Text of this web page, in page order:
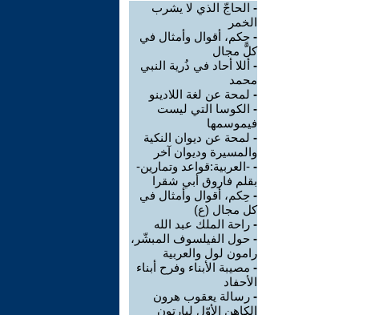
- الحاجّ الذي لا يشرب
الخمر
- حٍكم، أقوال وأمثال في
كلّ مجال
- أللا أحاد في ذُرية النبي
محمد
- لمحة عن لغة اللادينو
- الكوسا التي ليست
فيموسمها
- لمحة عن ديوان النكية
والمسيرة وديوان آخر
- -العربية:قواعد وتمارين-
بقلم فاروق أبي شقرا
- حِكم، أقوال وأمثال في
كل مجال (ع)
- راحة الملك عبد الله
- حول الفيلسوف المبشّر،
رامون لول والعربية
- مصيبة الأبناء وفرح أبناء
الأحفاد
- رسالة يعقوب هرون
الكاهن الأوّل لبارتون